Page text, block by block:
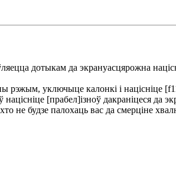
дотыкам да экрануасцярожна
рэжым, уключыце калонкі і націсніце
націсніце [прабел]iзноў дакраніцеся да
не будзе палохаць вас да смерціне